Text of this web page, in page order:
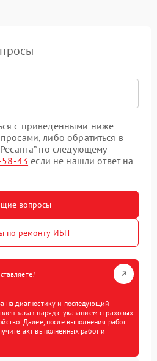
с приведенными ниже
либо обратиться в
по следующему
58-43 если не нашли ответ на
вопросы
по ремонту ИБП
на диагностику и последующий
заказ-наряд с указанием страховых
Далее, после выполнения работ
акт выполненных работ и